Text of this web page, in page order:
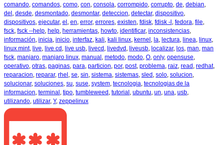
comando, comandos, como, con, consola, corrompido, corrupto, de, debian,
del , desde, desmontado, desmontar, deteccion, detectar, dispositivo,
dispositivos, ejecutar, el , en, error, errores, existen, fdisk, fdisk -l , fedora, file,
fsck, fsck --help, help, herramientas, howto, identificar, inconsistencias,
información, inicia, inicio, interfaz, kali, kali linux, kernel , la, lectura, linea, linux,
linux mint, live, live cd , live usb, livecd , livedvd , liveusb, localizar, los, man, man
fsck, manjaro, manjaro linux, manual , metodo, modo, O, only, opensuse,
operativo, otras, paginas, para, particion, por, post, problema, raiz, read , redhat,
reparacion, reparar, rhel , se, sin, sistema, sistemas, sled , solo, solucion,
solucionar, soluciones, su, suse, system, tecnologia, tecnologias de la
informacion, terminal , tipo, tumbleweed , tutorial , ubuntu, un, una, usb,
utilizando, utilizar, Y, zeppelinux